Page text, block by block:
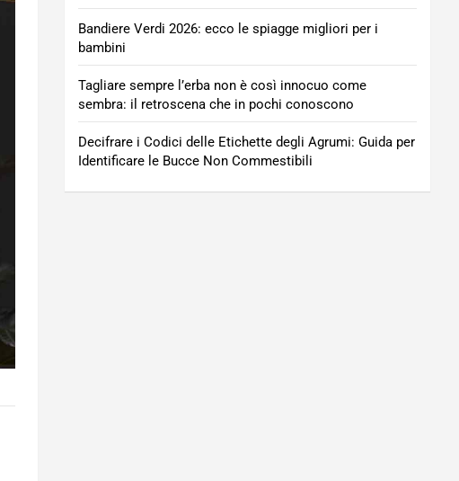
Bandiere Verdi 2026: ecco le spiagge migliori per i
bambini
Tagliare sempre l’erba non è così innocuo come
sembra: il retroscena che in pochi conoscono
Decifrare i Codici delle Etichette degli Agrumi: Guida per
Identificare le Bucce Non Commestibili